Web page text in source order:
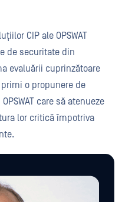
CIP ale OPSWAT
de securitate din
evaluării cuprinzătoare
primi o propunere de
care să atenueze
lor critică împotriva